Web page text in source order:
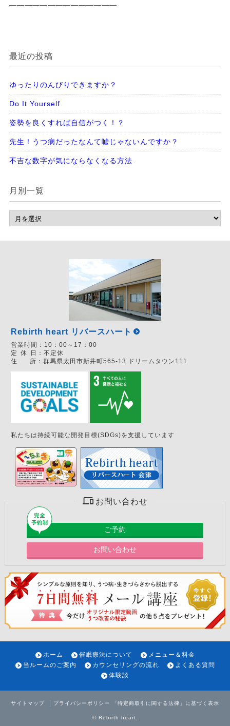
——————————————
最近の投稿
ゆったりのんびりできますか？
Do It Yourself
姿勢を良くすれば自信がつく！？
先生！うつ病だったなんて嘘じゃないんですか？
不吉な数字が気にならなくなる方法
月別一覧
Rebirth heart リバースハート
営業時間： 10：00～17：00
定 休 日： 不定休
住
所： 群馬県太田市新井町565-13 ドリームタウン111
私たちは持続可能な開発目標(SDGs)を支援しています
お問い合わせ
ご予約
お問い合わせ
ホーム 催眠療法について
メニュー＆料金
当ルームのご案内
カウンセリングの流れ
よくある質問
体験談
サイトマップ プライバシーポリシー 「特定商取引に関する法律」に基づく表示
© Rebirth heart